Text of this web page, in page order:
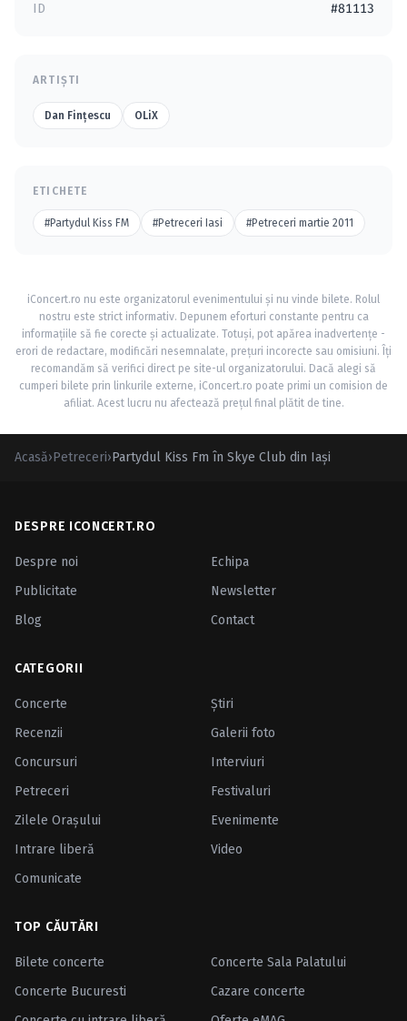
ID #81113
ARTIȘTI
Dan Finţescu OLiX
ETICHETE
#Partydul Kiss FM #Petreceri Iasi #Petreceri martie 2011
iConcert.ro nu este organizatorul evenimentului și nu vinde bilete. Rolul
nostru este strict informativ. Depunem eforturi constante pentru ca
informațiile să fie corecte și actualizate. Totuși, pot apărea inadvertențe -
erori de redactare, modificări nesemnalate, prețuri incorecte sau omisiuni. Îți
recomandăm să verifici direct pe site-ul organizatorului. Dacă alegi să
cumperi bilete prin linkurile externe, iConcert.ro poate primi un comision de
afiliat. Acest lucru nu afectează prețul final plătit de tine.
Acasă›Petreceri›Partydul Kiss Fm în Skye Club din Iaşi
DESPRE ICONCERT.RO
Despre noi
Echipa
Publicitate
Newsletter
Blog
Contact
CATEGORII
Concerte
Ştiri
Recenzii
Galerii foto
Concursuri
Interviuri
Petreceri
Festivaluri
Zilele Oraşului
Evenimente
Intrare liberă
Video
Comunicate
TOP CĂUTĂRI
Bilete concerte
Concerte Sala Palatului
Concerte Bucuresti
Cazare concerte